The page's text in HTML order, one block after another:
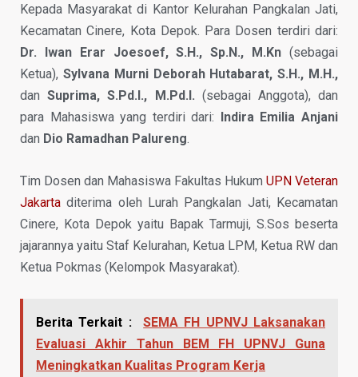
Kepada Masyarakat di Kantor Kelurahan Pangkalan Jati,
Kecamatan Cinere, Kota Depok. Para Dosen terdiri dari:
Dr. Iwan Erar Joesoef, S.H., Sp.N., M.Kn (sebagai
Ketua), Sylvana Murni Deborah Hutabarat, S.H., M.H.,
danSuprima, S.Pd.I., M.Pd.I. (sebagai Anggota), dan
para Mahasiswa yang terdiri dari: Indira Emilia Anjani
dan Dio Ramadhan Palureng.
Tim Dosen dan Mahasiswa Fakultas Hukum UPN Veteran
Jakarta diterima oleh Lurah Pangkalan Jati, Kecamatan
Cinere, Kota Depok yaitu Bapak Tarmuji, S.Sos beserta
jajarannya yaitu Staf Kelurahan, Ketua LPM, Ketua RW dan
Ketua Pokmas (Kelompok Masyarakat).
Berita Terkait :
SEMA FH UPNVJ Laksanakan
Evaluasi Akhir Tahun BEM FH UPNVJ Guna
Meningkatkan Kualitas Program Kerja